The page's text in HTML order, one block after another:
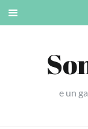
Skip
e un